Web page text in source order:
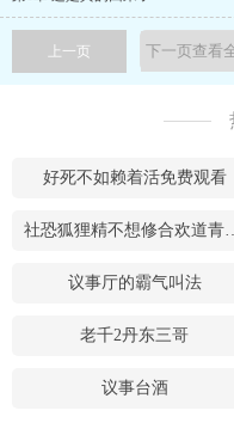
上一页
好死不如赖着活免费观看
社恐狐狸精不
议事厅的霸气叫法
老千2丹东三哥
议事台酒